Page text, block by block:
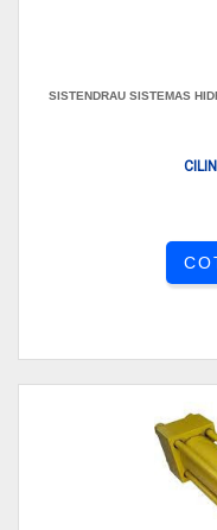
SISTENDRAU SISTEMAS